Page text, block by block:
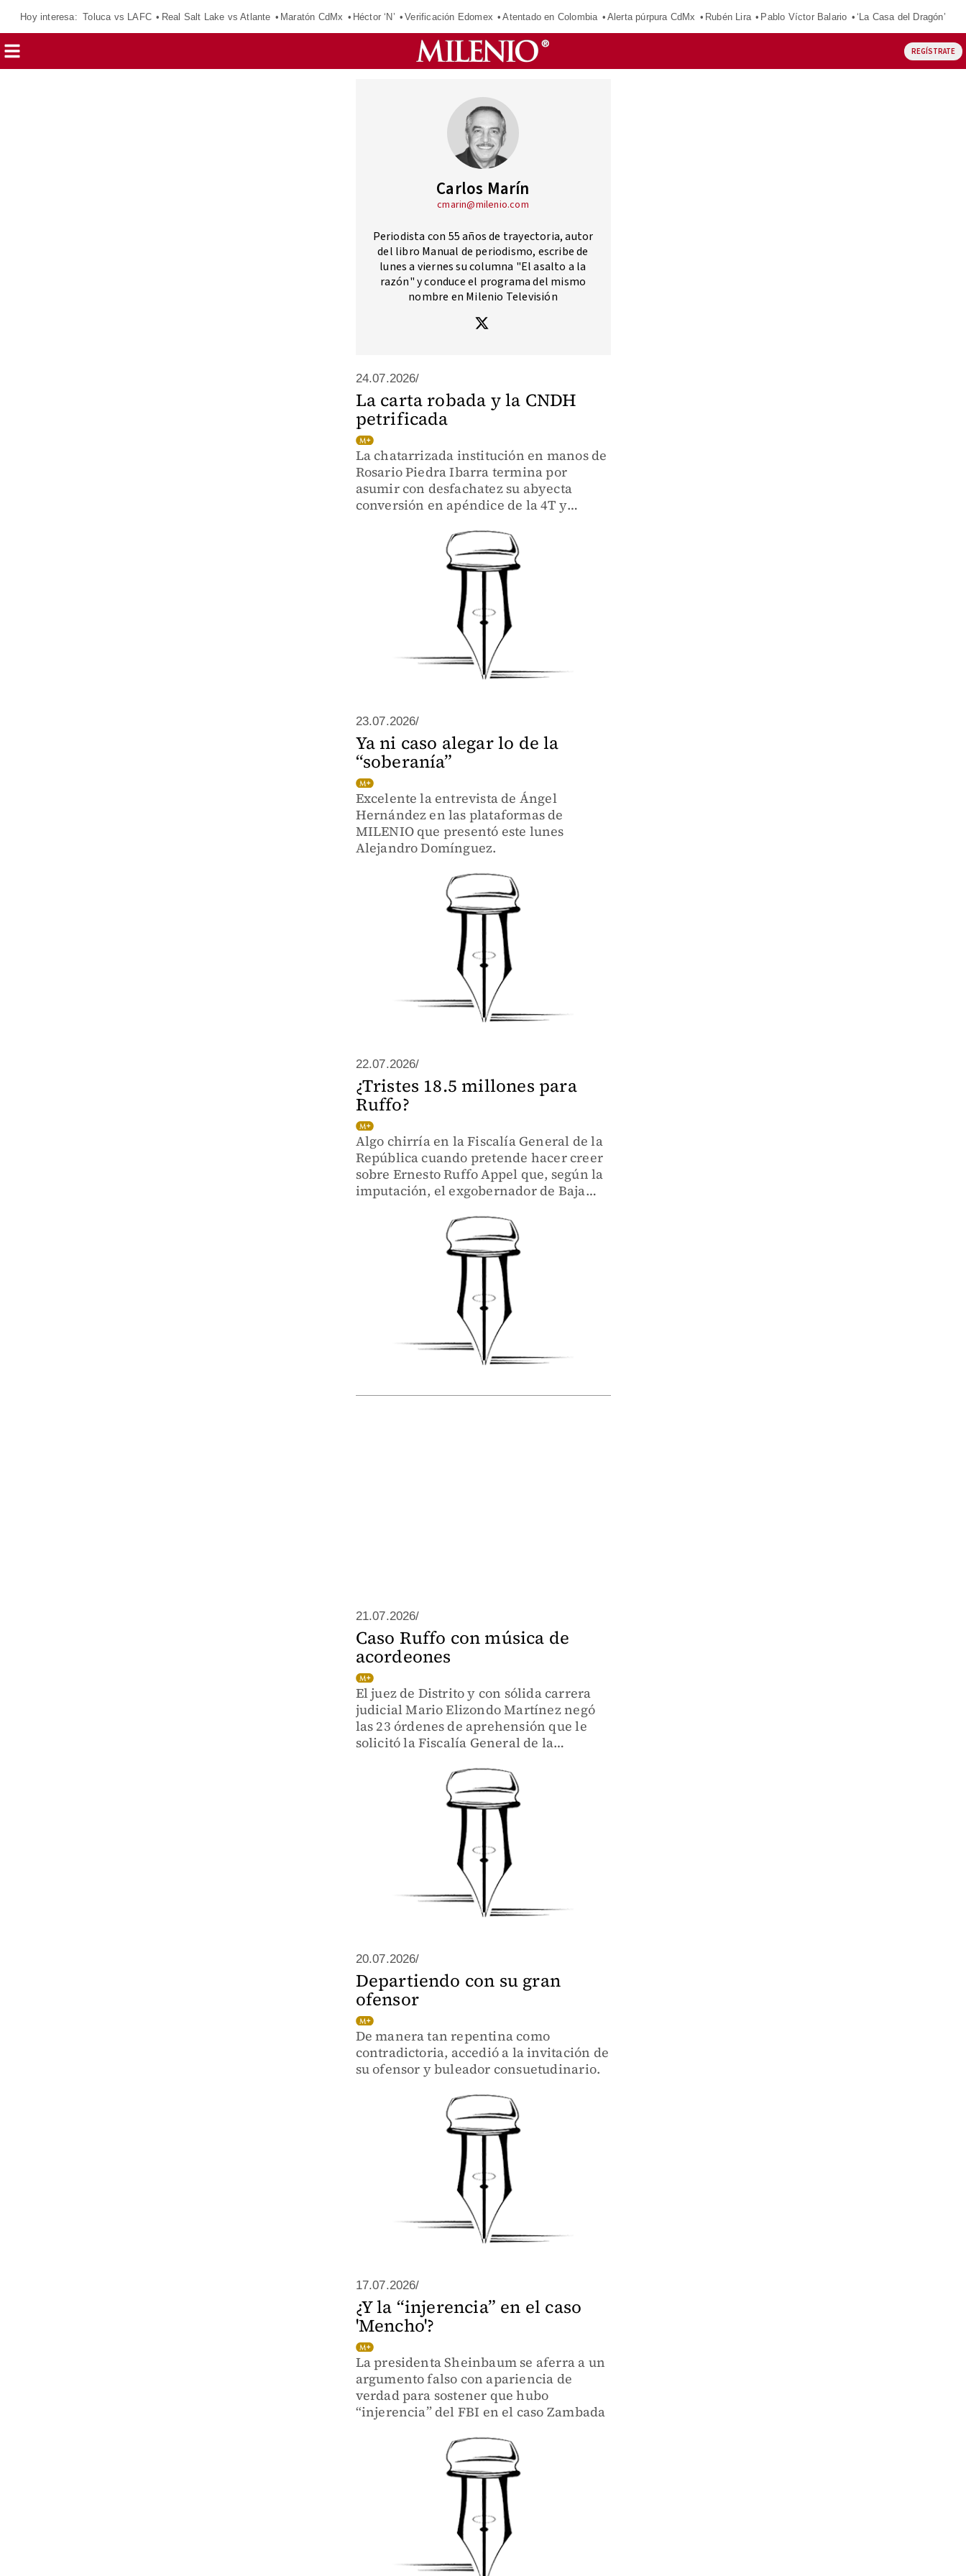
Hoy interesa: Toluca vs LAFC Real Salt Lake vs Atlante Maratón CdMx Héctor ‘N’ Verificación Edomex Atentado en Colombia Alerta púrpura CdMx Rubén Lira Pablo Víctor Balario ‘La Casa del Dragón’
REGÍSTRATE
Carlos Marín
cmarin@milenio.com
Periodista con 55 años de trayectoria, autor
del libro Manual de periodismo, escribe de
lunes a viernes su columna "El asalto a la
razón" y conduce el programa del mismo
nombre en Milenio Televisión
24.07.2026/
La carta robada y la CNDH
petrificada
La chatarrizada institución en manos de
Rosario Piedra Ibarra termina por
asumir con desfachatez su abyecta
conversión en apéndice de la 4T y
23.07.2026/
Ya ni caso alegar lo de la
“soberanía”
Excelente la entrevista de Ángel
Hernández en las plataformas de
MILENIO que presentó este lunes
Alejandro Domínguez.
22.07.2026/
¿Tristes 18.5 millones para
Ruffo?
Algo chirría en la Fiscalía General de la
República cuando pretende hacer creer
sobre Ernesto Ruffo Appel que, según la
imputación, el exgobernador de Baja
criminal dedicada al huachicol fiscal
21.07.2026/
Caso Ruffo con música de
acordeones
El juez de Distrito y con sólida carrera
judicial Mario Elizondo Martínez negó
las 23 órdenes de aprehensión que le
solicitó la Fiscalía General de la
20.07.2026/
Departiendo con su gran
ofensor
De manera tan repentina como
contradictoria, accedió a la invitación de
su ofensor y buleador consuetudinario.
17.07.2026/
¿Y la “injerencia” en el caso
'Mencho'?
La presidenta Sheinbaum se aferra a un
argumento falso con apariencia de
verdad para sostener que hubo
“injerencia” del FBI en el caso Zambada